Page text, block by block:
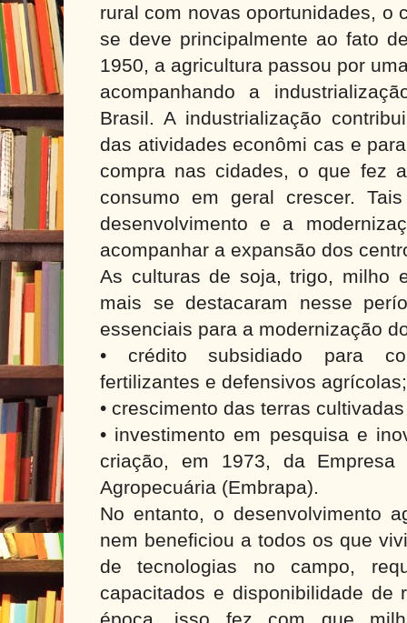
rural com novas oportunidades, o
se deve principalmente ao fato
1950, a agricultura passou por
acompanhando a
Brasil. A industrialização
das atividades econômi cas e
compra nas cidades, o que fez
consumo em geral crescer.
desenvolvimento e a
acompanhar a expansão dos
As culturas de soja, trigo, milho
mais se destacaram nesse
essenciais para a modernização
• crédito subsidiado para
fertilizantes e defensivos
• crescimento das terras
• investimento em pesquisa e
criação, em 1973, da Empresa
Agropecuária (Embrapa).
No entanto, o desenvolvimento
nem beneficiou a todos os que
de tecnologias no campo,
capacitados e disponibilidade de